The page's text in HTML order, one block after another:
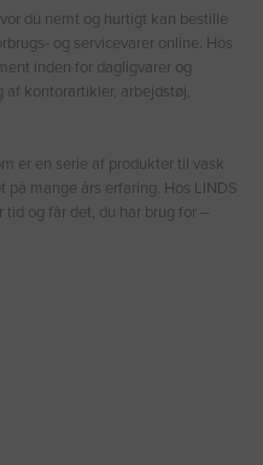
du nemt og hurtigt kan bestille
og servicevarer online. Hos
inden for dagligvarer og
af kontorartikler, arbejdstøj,
er en serie af produkter til vask
mange års erfaring. Hos LINDS
tid og får det, du har brug for –